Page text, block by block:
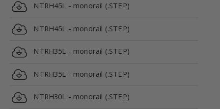
NTRH45L - monorail (.STEP)
NTRH45L - monorail (.STEP)
NTRH35L - monorail (.STEP)
NTRH35L - monorail (.STEP)
NTRH30L - monorail (.STEP)